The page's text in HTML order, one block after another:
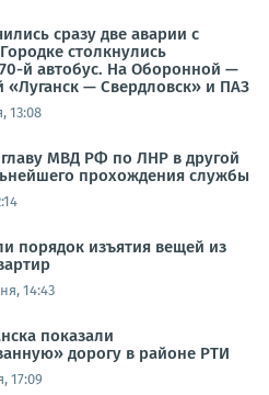
сразу две аварии с
столкнулись
й автобус. На Оборонной —
«Луганск — Свердловск» и ПАЗ
13:08
МВД РФ по ЛНР в другой
прохождения службы
порядок изъятия вещей из
14:43
показали
дорогу в районе РТИ
17:09